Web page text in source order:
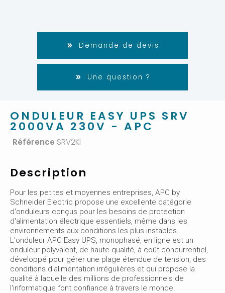
Demande de devis
Une question ?
ONDULEUR EASY UPS SRV
2000VA 230V - APC
Référence SRV2KI
Description
Pour les petites et moyennes entreprises, APC by
Schneider Electric propose une excellente catégorie
d'onduleurs conçus pour les besoins de protection
d'alimentation électrique essentiels, même dans les
environnements aux conditions les plus instables.
L'onduleur APC Easy UPS, monophasé, en ligne est un
onduleur polyvalent, de haute qualité, à coût concurrentiel,
développé pour gérer une plage étendue de tension, des
conditions d'alimentation irrégulières et qui propose la
qualité à laquelle des millions de professionnels de
l'informatique font confiance à travers le monde.